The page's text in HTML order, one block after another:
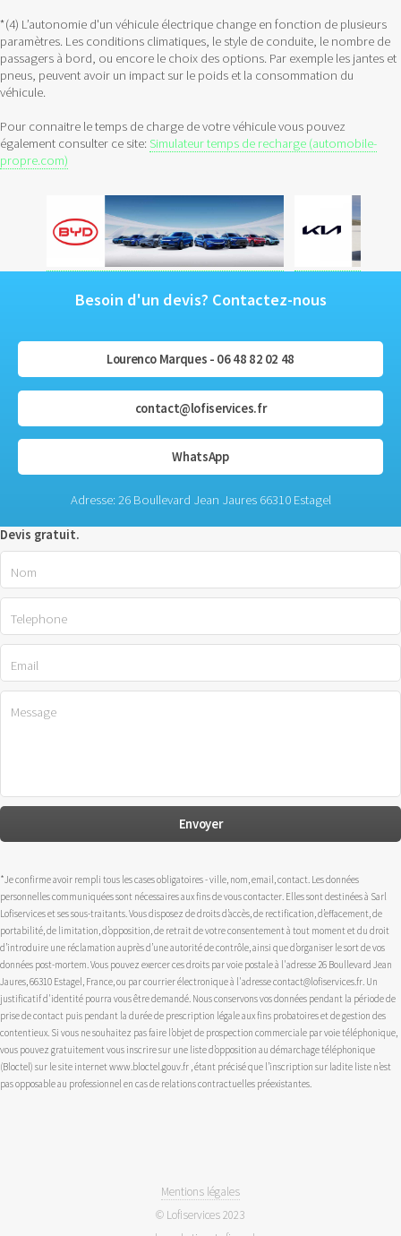
*(4) L’autonomie d'un véhicule électrique change en fonction de plusieurs
paramètres. Les conditions climatiques, le style de conduite, le nombre de
passagers à bord, ou encore le choix des options. Par exemple les jantes et
pneus, peuvent avoir un impact sur le poids et la consommation du
véhicule.
Pour connaitre le temps de charge de votre véhicule vous pouvez
également consulter ce site: Simulateur temps de recharge (automobile-
propre.com)
Besoin d'un devis? Contactez-nous
Lourenco Marques - 06 48 82 02 48
contact@lofiservices.fr
WhatsApp
Adresse: 26 Boullevard Jean Jaures 66310 Estagel
Devis gratuit.
*Je confirme avoir rempli tous les cases obligatoires - ville, nom, email, contact. Les données
personnelles communiquées sont nécessaires aux fins de vous contacter. Elles sont destinées à Sarl
Lofiservices et ses sous-traitants. Vous disposez de droits d’accès, de rectification, d’effacement, de
portabilité, de limitation, d’opposition, de retrait de votre consentement à tout moment et du droit
d’introduire une réclamation auprès d’une autorité de contrôle, ainsi que d’organiser le sort de vos
données post-mortem. Vous pouvez exercer ces droits par voie postale à l'adresse 26 Boullevard Jean
Jaures, 66310 Estagel, France, ou par courrier électronique à l'adresse contact@lofiservices.fr. Un
justificatif d'identité pourra vous être demandé. Nous conservons vos données pendant la période de
prise de contact puis pendant la durée de prescription légale aux fins probatoires et de gestion des
contentieux. Si vous ne souhaitez pas faire l’objet de prospection commerciale par voie téléphonique,
vous pouvez gratuitement vous inscrire sur une liste d’opposition au démarchage téléphonique
(Bloctel) sur le site internet www.bloctel.gouv.fr , étant précisé que l’inscription sur ladite liste n’est
pas opposable au professionnel en cas de relations contractuelles préexistantes.
Mentions légales
© Lofiservices 2023